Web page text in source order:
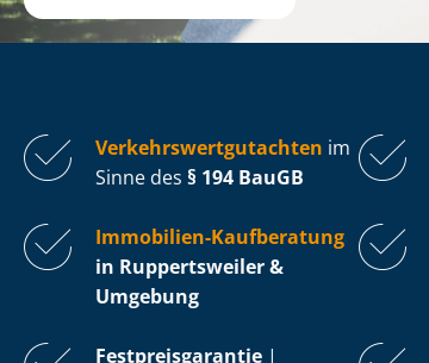
Ver­kehrs­wert­gut­ach­ten im
Sinne des § 194 BauGB
Immobilien-Kaufberatung
in Ruppertsweiler &
Umgebung
Fest­preis­ga­ran­tie |